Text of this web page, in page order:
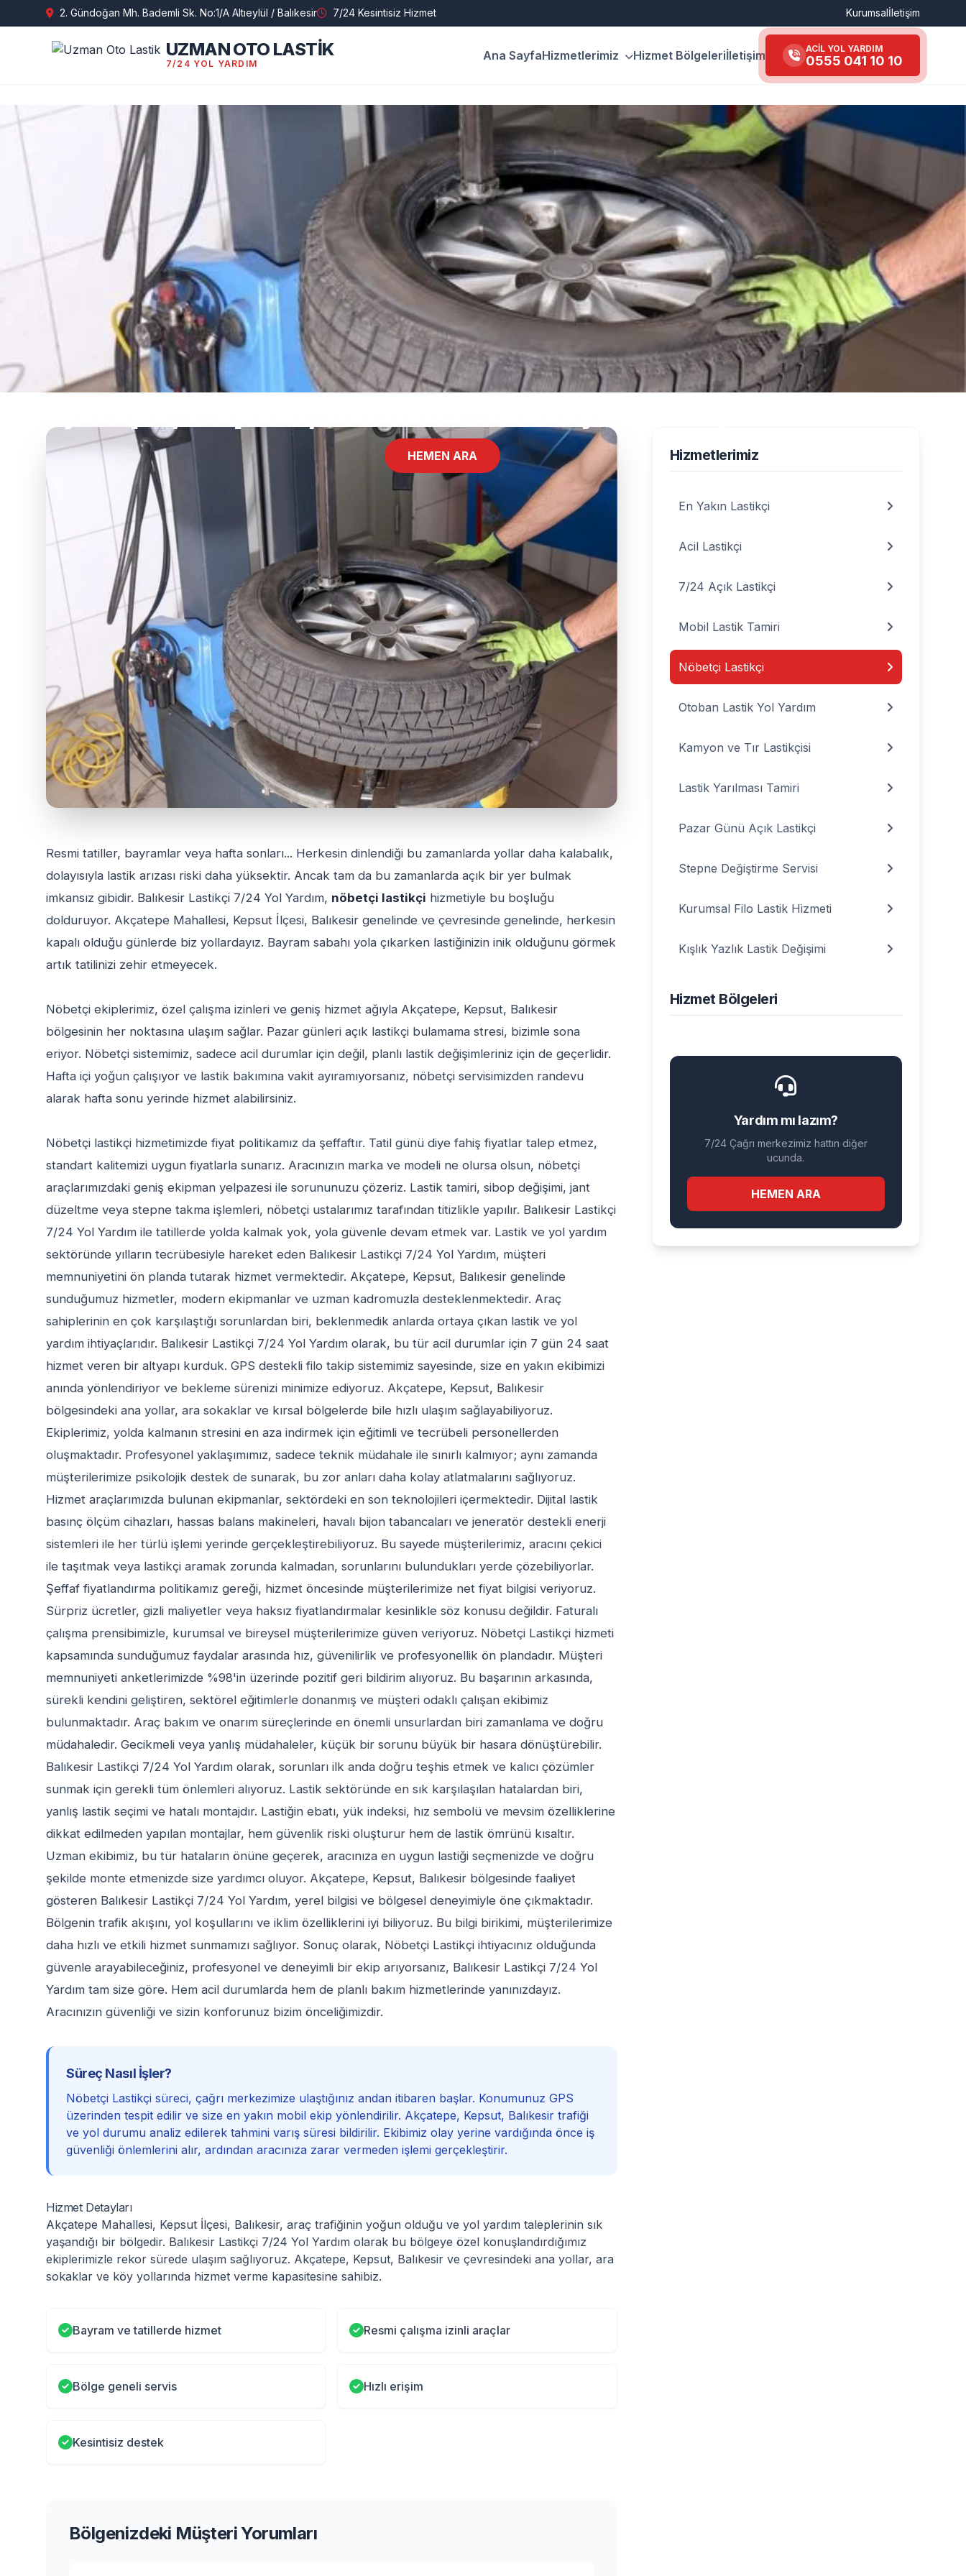
2. Gündoğan Mh. Bademli Sk. No:1/A Altıeylül / Balıkesir 7/24 Kesintisiz Hizmet Kurumsalİletişim
UZMAN OTO LASTİK
7/24 YOL YARDIM
Ana SayfaHizmetlerimiz Hizmet Bölgeleriİletişim ACİL YOL YARDIM
0555 041 10 10
HEMEN ARA
Resmi tatiller, bayramlar veya hafta sonları... Herkesin dinlendiği bu zamanlarda yollar daha kalabalık,
dolayısıyla lastik arızası riski daha yüksektir. Ancak tam da bu zamanlarda açık bir yer bulmak
imkansız gibidir. Balıkesir Lastikçi 7/24 Yol Yardım, nöbetçi lastikçi hizmetiyle bu boşluğu
dolduruyor. Akçatepe Mahallesi, Kepsut İlçesi, Balıkesir genelinde ve çevresinde genelinde, herkesin
kapalı olduğu günlerde biz yollardayız. Bayram sabahı yola çıkarken lastiğinizin inik olduğunu görmek
artık tatilinizi zehir etmeyecek.
Nöbetçi ekiplerimiz, özel çalışma izinleri ve geniş hizmet ağıyla Akçatepe, Kepsut, Balıkesir
bölgesinin her noktasına ulaşım sağlar. Pazar günleri açık lastikçi bulamama stresi, bizimle sona
eriyor. Nöbetçi sistemimiz, sadece acil durumlar için değil, planlı lastik değişimleriniz için de geçerlidir.
Hafta içi yoğun çalışıyor ve lastik bakımına vakit ayıramıyorsanız, nöbetçi servisimizden randevu
alarak hafta sonu yerinde hizmet alabilirsiniz.
Nöbetçi lastikçi hizmetimizde fiyat politikamız da şeffaftır. Tatil günü diye fahiş fiyatlar talep etmez,
standart kalitemizi uygun fiyatlarla sunarız. Aracınızın marka ve modeli ne olursa olsun, nöbetçi
araçlarımızdaki geniş ekipman yelpazesi ile sorununuzu çözeriz. Lastik tamiri, sibop değişimi, jant
düzeltme veya stepne takma işlemleri, nöbetçi ustalarımız tarafından titizlikle yapılır. Balıkesir Lastikçi
7/24 Yol Yardım ile tatillerde yolda kalmak yok, yola güvenle devam etmek var. Lastik ve yol yardım
sektöründe yılların tecrübesiyle hareket eden Balıkesir Lastikçi 7/24 Yol Yardım, müşteri
memnuniyetini ön planda tutarak hizmet vermektedir. Akçatepe, Kepsut, Balıkesir genelinde
sunduğumuz hizmetler, modern ekipmanlar ve uzman kadromuzla desteklenmektedir. Araç
sahiplerinin en çok karşılaştığı sorunlardan biri, beklenmedik anlarda ortaya çıkan lastik ve yol
yardım ihtiyaçlarıdır. Balıkesir Lastikçi 7/24 Yol Yardım olarak, bu tür acil durumlar için 7 gün 24 saat
hizmet veren bir altyapı kurduk. GPS destekli filo takip sistemimiz sayesinde, size en yakın ekibimizi
anında yönlendiriyor ve bekleme sürenizi minimize ediyoruz. Akçatepe, Kepsut, Balıkesir
bölgesindeki ana yollar, ara sokaklar ve kırsal bölgelerde bile hızlı ulaşım sağlayabiliyoruz.
Ekiplerimiz, yolda kalmanın stresini en aza indirmek için eğitimli ve tecrübeli personellerden
oluşmaktadır. Profesyonel yaklaşımımız, sadece teknik müdahale ile sınırlı kalmıyor; aynı zamanda
müşterilerimize psikolojik destek de sunarak, bu zor anları daha kolay atlatmalarını sağlıyoruz.
Hizmet araçlarımızda bulunan ekipmanlar, sektördeki en son teknolojileri içermektedir. Dijital lastik
basınç ölçüm cihazları, hassas balans makineleri, havalı bijon tabancaları ve jeneratör destekli enerji
sistemleri ile her türlü işlemi yerinde gerçekleştirebiliyoruz. Bu sayede müşterilerimiz, aracını çekici
ile taşıtmak veya lastikçi aramak zorunda kalmadan, sorunlarını bulundukları yerde çözebiliyorlar.
Şeffaf fiyatlandırma politikamız gereği, hizmet öncesinde müşterilerimize net fiyat bilgisi veriyoruz.
Sürpriz ücretler, gizli maliyetler veya haksız fiyatlandırmalar kesinlikle söz konusu değildir. Faturalı
çalışma prensibimizle, kurumsal ve bireysel müşterilerimize güven veriyoruz. Nöbetçi Lastikçi hizmeti
kapsamında sunduğumuz faydalar arasında hız, güvenilirlik ve profesyonellik ön plandadır. Müşteri
memnuniyeti anketlerimizde %98'in üzerinde pozitif geri bildirim alıyoruz. Bu başarının arkasında,
sürekli kendini geliştiren, sektörel eğitimlerle donanmış ve müşteri odaklı çalışan ekibimiz
bulunmaktadır. Araç bakım ve onarım süreçlerinde en önemli unsurlardan biri zamanlama ve doğru
müdahaledir. Gecikmeli veya yanlış müdahaleler, küçük bir sorunu büyük bir hasara dönüştürebilir.
Balıkesir Lastikçi 7/24 Yol Yardım olarak, sorunları ilk anda doğru teşhis etmek ve kalıcı çözümler
sunmak için gerekli tüm önlemleri alıyoruz. Lastik sektöründe en sık karşılaşılan hatalardan biri,
yanlış lastik seçimi ve hatalı montajdır. Lastiğin ebatı, yük indeksi, hız sembolü ve mevsim özelliklerine
dikkat edilmeden yapılan montajlar, hem güvenlik riski oluşturur hem de lastik ömrünü kısaltır.
Uzman ekibimiz, bu tür hataların önüne geçerek, aracınıza en uygun lastiği seçmenizde ve doğru
şekilde monte etmenizde size yardımcı oluyor. Akçatepe, Kepsut, Balıkesir bölgesinde faaliyet
gösteren Balıkesir Lastikçi 7/24 Yol Yardım, yerel bilgisi ve bölgesel deneyimiyle öne çıkmaktadır.
Bölgenin trafik akışını, yol koşullarını ve iklim özelliklerini iyi biliyoruz. Bu bilgi birikimi, müşterilerimize
daha hızlı ve etkili hizmet sunmamızı sağlıyor. Sonuç olarak, Nöbetçi Lastikçi ihtiyacınız olduğunda
güvenle arayabileceğiniz, profesyonel ve deneyimli bir ekip arıyorsanız, Balıkesir Lastikçi 7/24 Yol
Yardım tam size göre. Hem acil durumlarda hem de planlı bakım hizmetlerinde yanınızdayız.
Aracınızın güvenliği ve sizin konforunuz bizim önceliğimizdir.
Süreç Nasıl İşler?
Nöbetçi Lastikçi süreci, çağrı merkezimize ulaştığınız andan itibaren başlar. Konumunuz GPS
üzerinden tespit edilir ve size en yakın mobil ekip yönlendirilir. Akçatepe, Kepsut, Balıkesir trafiği
ve yol durumu analiz edilerek tahmini varış süresi bildirilir. Ekibimiz olay yerine vardığında önce iş
güvenliği önlemlerini alır, ardından aracınıza zarar vermeden işlemi gerçekleştirir.
Hizmet Detayları
Akçatepe Mahallesi, Kepsut İlçesi, Balıkesir, araç trafiğinin yoğun olduğu ve yol yardım taleplerinin sık
yaşandığı bir bölgedir. Balıkesir Lastikçi 7/24 Yol Yardım olarak bu bölgeye özel konuşlandırdığımız
ekiplerimizle rekor sürede ulaşım sağlıyoruz. Akçatepe, Kepsut, Balıkesir ve çevresindeki ana yollar, ara
sokaklar ve köy yollarında hizmet verme kapasitesine sahibiz.
Bayram ve tatillerde hizmet Resmi çalışma izinli araçlar
Bölge geneli servis Hızlı erişim
Kesintisiz destek
Bölgenizdeki Müşteri Yorumları
Hizmetlerimiz
En Yakın Lastikçi
Acil Lastikçi
7/24 Açık Lastikçi
Mobil Lastik Tamiri
Nöbetçi Lastikçi
Otoban Lastik Yol Yardım
Kamyon ve Tır Lastikçisi
Lastik Yarılması Tamiri
Pazar Günü Açık Lastikçi
Stepne Değiştirme Servisi
Kurumsal Filo Lastik Hizmeti
Kışlık Yazlık Lastik Değişimi
Hizmet Bölgeleri
Yardım mı lazım?
7/24 Çağrı merkezimiz hattın diğer
ucunda.
HEMEN ARA